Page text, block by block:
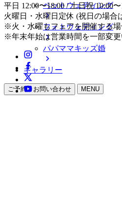
ペットウェディング
フォトウェディング
パパママキッズ婚
ギャラリー
ご予約・お問い合わせ MENU
平日 12:00〜18:00 / 土日祝 10:00〜
火曜日・水曜日定休 (祝日の場合
※火・水曜もフェアを開催する
※年末年始は営業時間を一部変更